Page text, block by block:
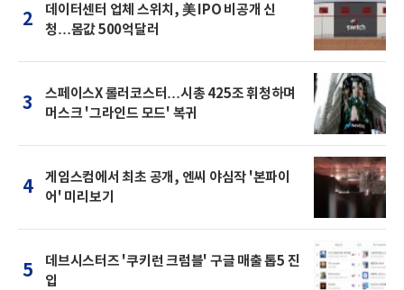
2
데이터센터 업체 스위치, 美 IPO 비공개 신
청…몸값 500억달러
3
스페이스X 롤러코스터…시총 425조 휘청하며
머스크 '그라인드 모드' 복귀
4
게임스컴에서 최초 공개, 엔씨 야심작 '본파이
어' 미리보기
5
데브시스터즈 '쿠키런 크럼블' 구글 매출 톱5 진
입